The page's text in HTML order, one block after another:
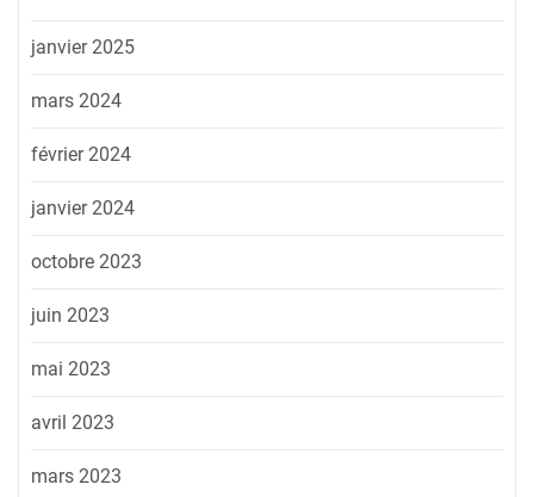
janvier 2025
mars 2024
février 2024
janvier 2024
octobre 2023
juin 2023
mai 2023
avril 2023
mars 2023